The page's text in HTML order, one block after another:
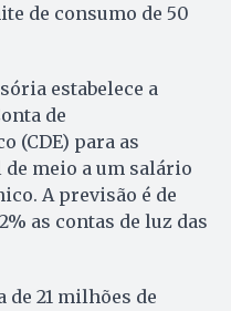
de consumo de 50
estabelece a
de
(CDE) para as
meio a um salário
A previsão é de
as contas de luz das
de 21 milhões de